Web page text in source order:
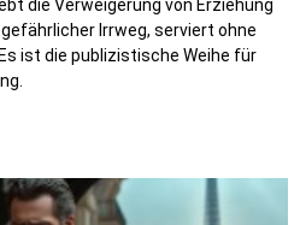
die Verweigerung von Erziehung
Irrweg, serviert ohne
ist die publizistische Weihe für